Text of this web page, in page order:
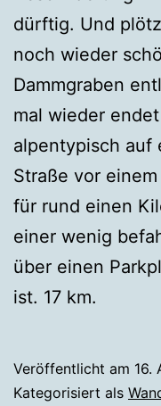
dürftig. Und
noch wieder
Dammgraben
mal wieder
alpentypisch auf
Straße vor
für rund einen
einer wenig
über einen
ist. 17 km.
Veröffentlicht am 16.
Kategorisiert als